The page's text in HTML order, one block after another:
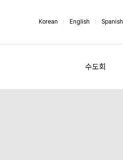
Korean English Spanish
수도회